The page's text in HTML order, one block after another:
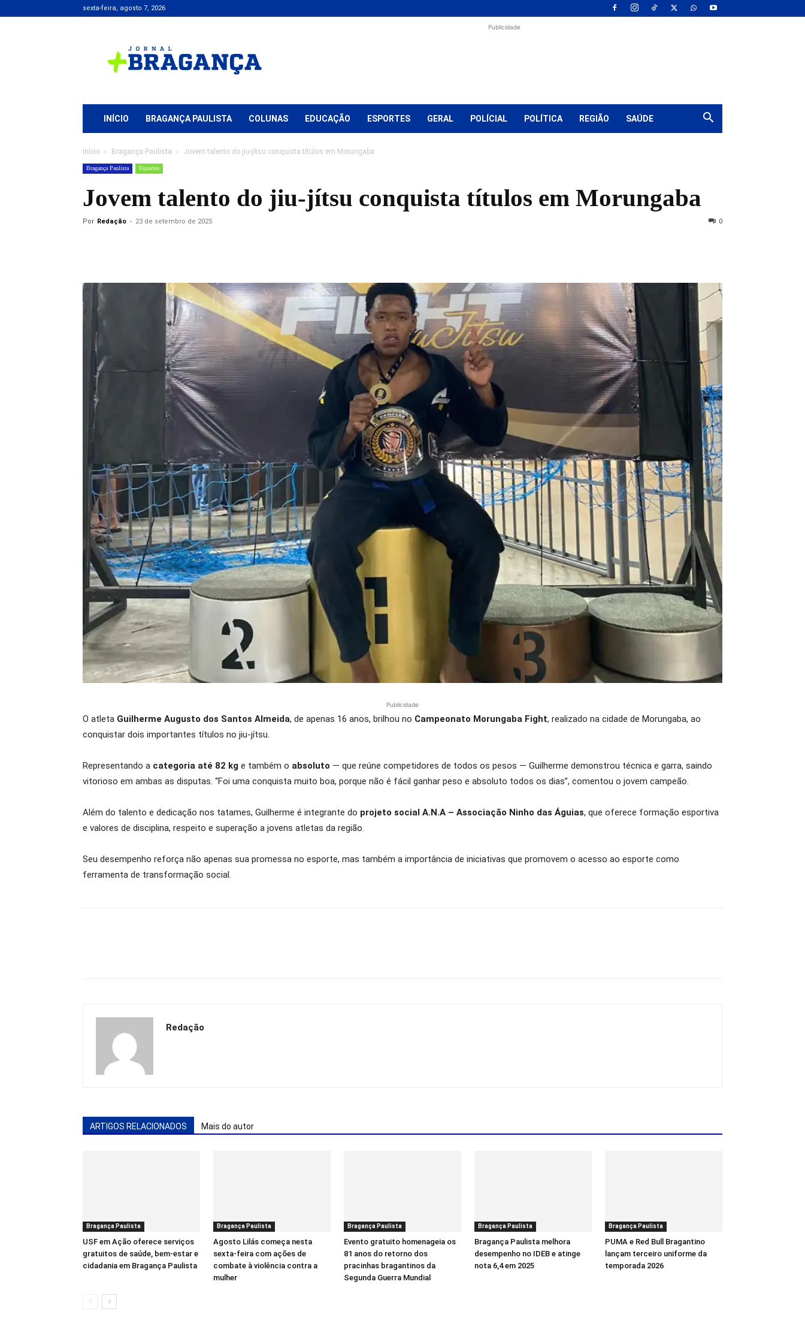
sexta-feira, agosto 7, 2026
+
Bragança
Publicidade
INÍCIO BRAGANÇA PAULISTA COLUNAS EDUCAÇÃO ESPORTES GERAL POLÍCIAL POLÍTICA REGIÃO SAÚDE
Início Bragança Paulista Jovem talento do jiu-jítsu conquista títulos em Morungaba
Bragança Paulista Esportes
Jovem talento do jiu-jítsu conquista títulos em Morungaba
Por Redação - 23 de setembro de 2025 0
Publicidade
O atleta Guilherme Augusto dos Santos Almeida, de apenas 16 anos, brilhou no Campeonato Morungaba Fight, realizado na cidade de Morungaba, ao
conquistar dois importantes títulos no jiu-jítsu.
Representando a categoria até 82 kg e também o absoluto — que reúne competidores de todos os pesos — Guilherme demonstrou técnica e garra, saindo
vitorioso em ambas as disputas. “Foi uma conquista muito boa, porque não é fácil ganhar peso e absoluto todos os dias”, comentou o jovem campeão.
Além do talento e dedicação nos tatames, Guilherme é integrante do projeto social A.N.A – Associação Ninho das Águias, que oferece formação esportiva
e valores de disciplina, respeito e superação a jovens atletas da região.
Seu desempenho reforça não apenas sua promessa no esporte, mas também a importância de iniciativas que promovem o acesso ao esporte como
ferramenta de transformação social.
Redação
ARTIGOS RELACIONADOS Mais do autor
Bragança Paulista
USF em Ação oferece serviços
gratuitos de saúde, bem-estar e
cidadania em Bragança Paulista
Bragança Paulista
Agosto Lilás começa nesta
sexta-feira com ações de
combate à violência contra a
mulher
Bragança Paulista
Evento gratuito homenageia os
81 anos do retorno dos
pracinhas bragantinos da
Segunda Guerra Mundial
Bragança Paulista
Bragança Paulista melhora
desempenho no IDEB e atinge
nota 6,4 em 2025
Bragança Paulista
PUMA e Red Bull Bragantino
lançam terceiro uniforme da
temporada 2026